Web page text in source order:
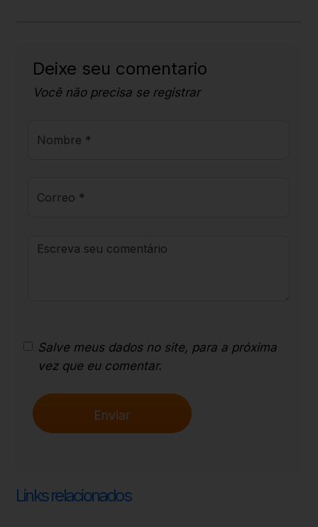
Deixe seu comentario
Você não precisa se registrar
Salve meus dados no site, para a próxima
vez que eu comentar.
Links relacionados